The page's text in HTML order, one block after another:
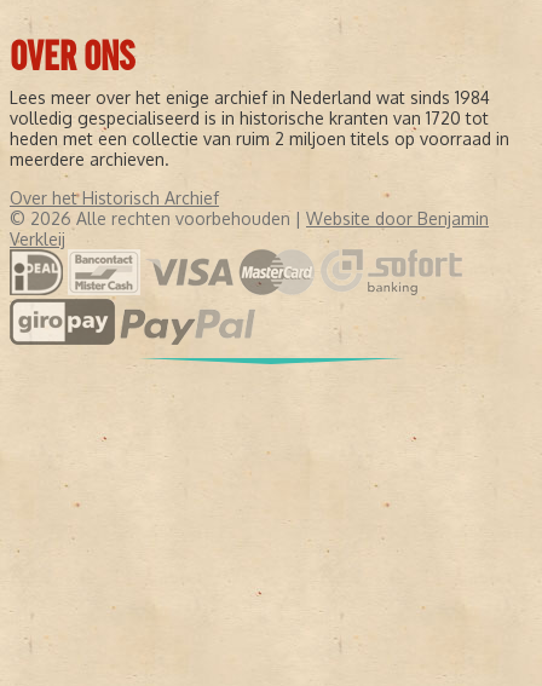
OVER ONS
Lees meer over het enige archief in Nederland wat sinds 1984
volledig gespecialiseerd is in historische kranten van 1720 tot
heden met een collectie van ruim 2 miljoen titels op voorraad in
meerdere archieven.
Over het Historisch Archief
© 2026 Alle rechten voorbehouden | Website door Benjamin
Verkleij